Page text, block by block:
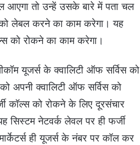
आएगा तो उन्हें उसके बारे में पता चल
लेबल करने का काम करेगा। यह
को रोकने का काम करेगा।
यूजर्स के क्वालिटी ऑफ सर्विस को
अपनी क्वालिटी ऑफ सर्विस को
कॉल्स को रोकने के लिए दूरसंचार
सिस्टम नेटवर्क लेवल पर ही फर्जी
ही यूजर्स के नंबर पर कॉल कर